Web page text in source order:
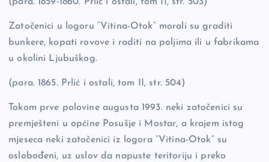
Zatočenici u logoru “Vitina-Otok” morali su graditi
bunkere, kopati rovove i raditi na poljima ili u fabrikama
u okolini Ljubuškog.
(para. 1865. Prlić i ostali, tom II, str. 504)
Tokom prve polovine augusta 1993. neki zatočenici su
premješteni u općine Posušje i Mostar, a krajem istog
mjeseca neki zatočenici iz logora “Vitina-Otok” su
oslobođeni, uz uslov da napuste teritoriju i preko